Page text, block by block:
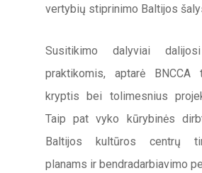
vertybių stiprinimo Baltijos
Susitikimo dalyviai
praktikomis, aptarė BNCCA
kryptis bei tolimesnius
Taip pat vyko kūrybinės
Baltijos kultūros centrų
planams ir bendradarbiavimo